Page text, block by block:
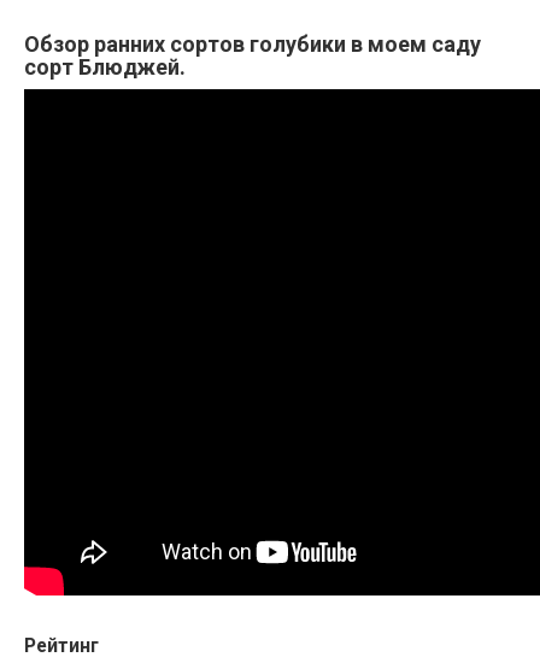
Обзор ранних сортов голубики в моем саду
сорт Блюджей.
Рейтинг